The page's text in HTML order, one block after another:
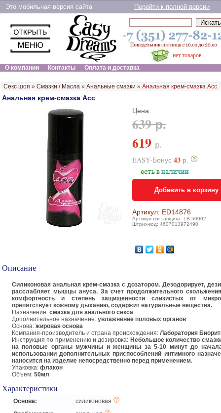
Это мобильная версия сайта Перейти к полной версии
нет товаров
О компании
Контакты Оплата и доставка
Секс шоп » Смазки / Масла » Анальные смазки » Анальная крем-смазка Асс
Анальная крем-смазка Асс
Цена:
639 р.
619 р.
EASY-Бонус 43 р.
Добавить в корзину
Артикул: ED14876
Артикул поставщика: LB-50002
Штрих-код: 4607013972490
Описание
Силиконовая анальная крем-смазка с дозатором. Дезодорирует,
расслабляет мышцы ануса. За счет продолжительного
комфортность и степень защищенности слизистых от
препятствует кожному дыханию, содержит натуральные вещества.
Назначение: смазка для анального секса
Дополнительное назначение: увлажнение половых органов
Основа: жировая основа
Компания-производитель и страна происхождения: Лаборатория
Инструкция по применению и дозировка: Небольшое количество
на половые органы мужчины и женщины за 5-10 минут до
использовании дополнительных приспособлений интимного
наносится на изделие непосредственно перед применением.
Упаковка: флакон
Объем: 50мл
Характеристики
Основа:
силиконовая